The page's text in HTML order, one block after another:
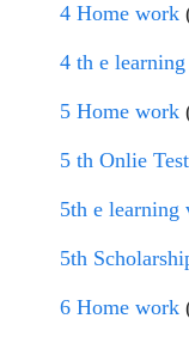
4 Home work
4 th e
5 Home work
5 th Onlie Test
5th e learning
5th
6 Home work